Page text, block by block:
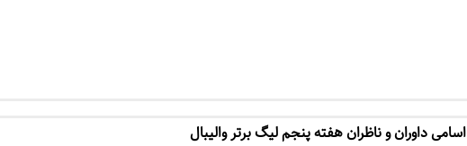
اسامی داوران و ناظران هفته پنجم لیگ برتر والیبال